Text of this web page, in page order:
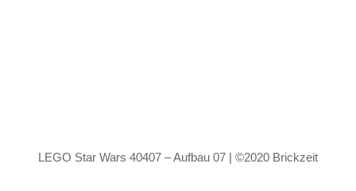
LEGO Star Wars 40407 – Aufbau 07 | ©2020 Brickzeit